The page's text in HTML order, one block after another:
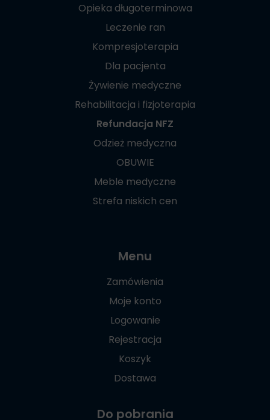
Opieka długoterminowa
Leczenie ran
Kompresjoterapia
Dla pacjenta
Żywienie medyczne
Rehabilitacja i fizjoterapia
Refundacja NFZ
Odzież medyczna
OBUWIE
Meble medyczne
Strefa niskich cen
Menu
Zamówienia
Moje konto
Logowanie
Rejestracja
Koszyk
Dostawa
Do pobrania